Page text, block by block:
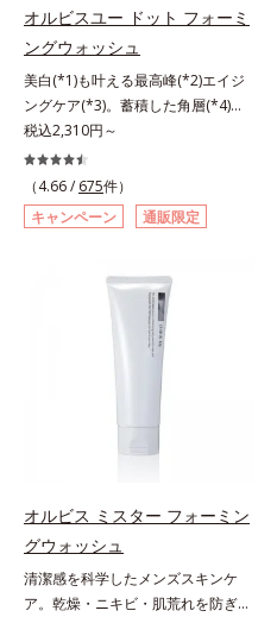
*6 乾燥による*7 保湿成分*8
ロニセラカエルレア果汁、ノバラエ
明感に満ちた肌へ導く保湿成分*9
メマツヨイグサ抽出液、スイカズラ
エキス配合＝角層のすみずみまで水
分・油分を保ち、ハリ・ツヤを与え
る保湿成分*10 気持ちのことアレ
ルギーテスト済＝全ての方にアレル
オルビスユー ドット フォーミ
ングウォッシュ
美白(*1)も叶える最高峰(*2)エイジ
ングケア(*3)。蓄積した角層(*4)を
絡めとりくすみ(*5)を晴らす高密着
マイルドピーリング(*6)洗顔料。ハ
リも透明感(*7)も結果主義。年齢サ
イン(*8)の因子に着目した肌科学エ
イジングケア(*3)シリーズ。オルビ
よる肌悩み一つ一つを対処するので
はなく、肌で起きていることの根本
原因に着目。加齢とともに現れる年
齢サインについて研究を進めたとこ
ろ、弾力感のない状態である「ハリ
のなさ」や、くすみ(*5)などが現れ
ている状態である「透明感のなさ」
が、大人の肌印象に大きな影響を与
でオルビスユー ドットシリーズは
美容成分(*9)として「G.D.F.アクテ
ィベーター(*10)」を配合。そし
て、従来から配合している美白(*1)
有効成分「トラネキサム酸」を配合
税込2,310円～
（4.66 / 675件）
キャンペーン
通販限定
オルビス ミスター フォーミン
グウォッシュ
清潔感を科学したメンズスキンケ
ア。乾燥・ニキビ・肌荒れを防ぎハ